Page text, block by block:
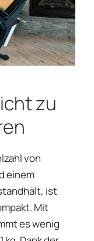
zu
von
einem
ist
Mit
es wenig